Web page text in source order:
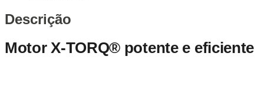
Descrição
Motor X-TORQ® potente e eficiente